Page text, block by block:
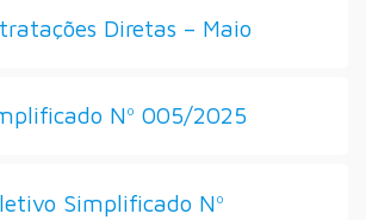
Diretas – Maio
Nº 005/2025
Simplificado Nº